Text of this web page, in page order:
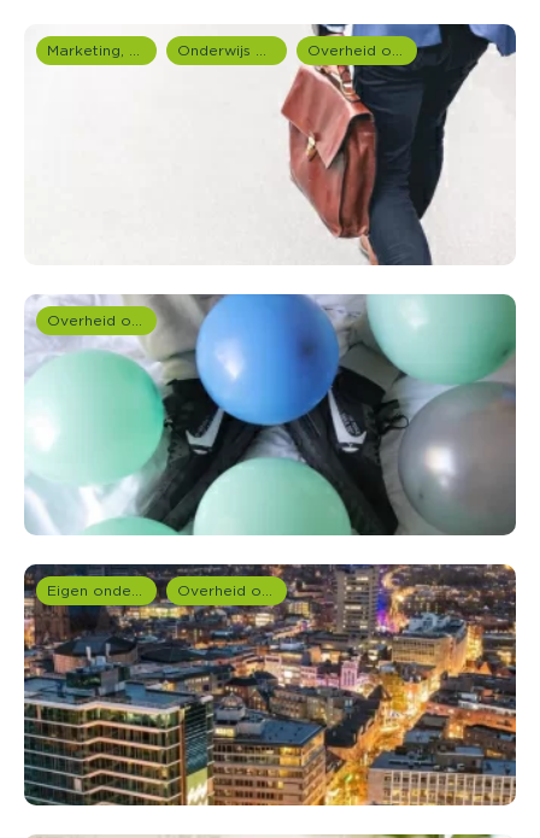
Marketing, media & PR Onderwijs onderzoek Overheid onderzoek
Overheid onderzoek
Eigen onderzoeken Overheid onderzoek